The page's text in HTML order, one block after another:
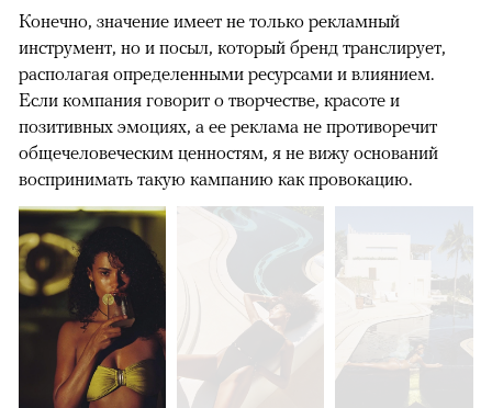
Конечно, значение имеет не только рекламный
инструмент, но и посыл, который бренд транслирует,
располагая определенными ресурсами и влиянием.
Если компания говорит о творчестве, красоте и
позитивных эмоциях, а ее реклама не противоречит
общечеловеческим ценностям, я не вижу оснований
воспринимать такую кампанию как провокацию.